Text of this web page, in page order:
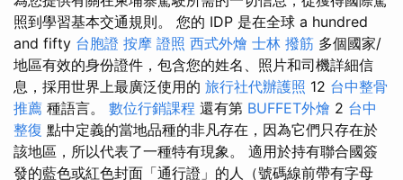
照到學習基本交通規則。 您的 IDP 是在全球 a hundred
and fifty 台胞證 按摩 證照 西式外燴 士林 撥筋 多個國家/
地區有效的身份證件，包含您的姓名、照片和司機詳細信
息，採用世界上最廣泛使用的 旅行社代辦護照 12 台中整骨
推薦 種語言。 數位行銷課程 還有第 BUFFET外燴 2 台中
整復 點中定義的當地品種的非凡存在，因為它們只存在於
該地區，所以代表了一種特有現象。 適用於持有聯合國簽
發的藍色或紅色封面「通行證」的人（號碼線前帶有字母